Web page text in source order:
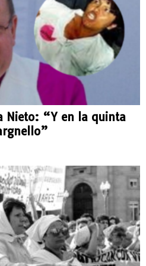
Nieto: “Y en la quinta